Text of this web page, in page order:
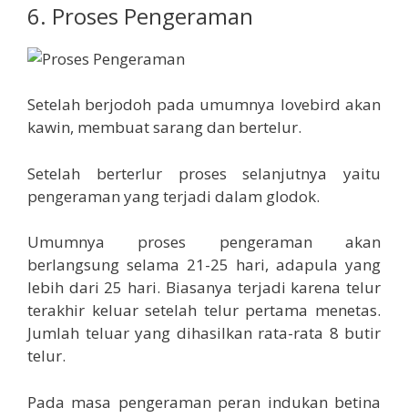
6. Proses Pengeraman
Setelah berjodoh pada umumnya lovebird akan
kawin, membuat sarang dan bertelur.
Setelah berterlur proses selanjutnya yaitu
pengeraman yang terjadi dalam glodok.
Umumnya proses pengeraman akan
berlangsung selama 21-25 hari, adapula yang
lebih dari 25 hari. Biasanya terjadi karena telur
terakhir keluar setelah telur pertama menetas.
Jumlah teluar yang dihasilkan rata-rata 8 butir
telur.
Pada masa pengeraman peran indukan betina